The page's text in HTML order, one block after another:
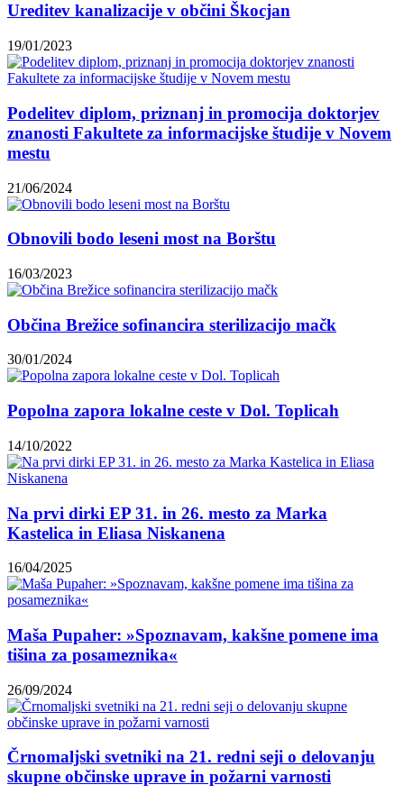
Ureditev kanalizacije v občini Škocjan
19/01/2023
Podelitev diplom, priznanj in promocija doktorjev
znanosti Fakultete za informacijske študije v Novem
mestu
21/06/2024
Obnovili bodo leseni most na Borštu
16/03/2023
Občina Brežice sofinancira sterilizacijo mačk
30/01/2024
Popolna zapora lokalne ceste v Dol. Toplicah
14/10/2022
Na prvi dirki EP 31. in 26. mesto za Marka
Kastelica in Eliasa Niskanena
16/04/2025
Maša Pupaher: »Spoznavam, kakšne pomene ima
tišina za posameznika«
26/09/2024
Črnomaljski svetniki na 21. redni seji o delovanju
skupne občinske uprave in požarni varnosti